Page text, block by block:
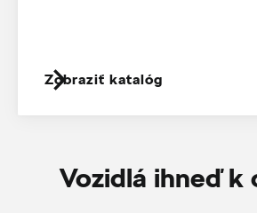
Zobraziť katalóg
Vozidlá ihneď k